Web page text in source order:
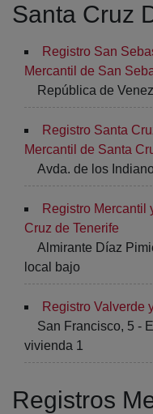
Santa Cruz
Registro San
Mercantil de San
República de
Registro Santa
Mercantil de Santa
Avda. de los
Registro Mercantil
Cruz de Tenerife
Almirante Díaz
local bajo
Registro Valverde
San Francisco, 5 -
vivienda 1
Registros